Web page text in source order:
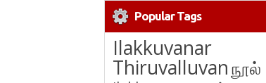
Popular Tags
Ilakkuvanar
Thiruvalluvanநூல்